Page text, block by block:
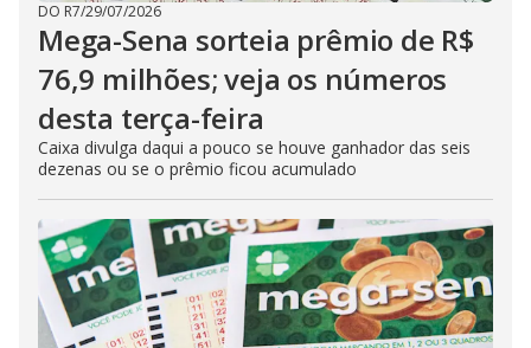
DO R7/29/07/2026
Mega-Sena sorteia prêmio de R$
76,9 milhões; veja os números
desta terça-feira
Caixa divulga daqui a pouco se houve ganhador das seis
dezenas ou se o prêmio ficou acumulado